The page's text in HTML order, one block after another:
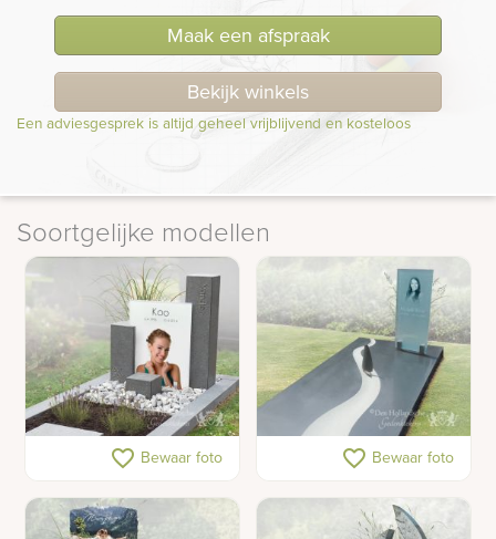
Maak een afspraak
Bekijk winkels
Een adviesgesprek is altijd geheel vrijblijvend en kosteloos
Soortgelijke modellen
Modern zuilen
gedenkteken met foto op
glas
favorite_border Bewaar foto
Gedenkteken met
zeilboot op rivier
favorite_border Bewaar foto